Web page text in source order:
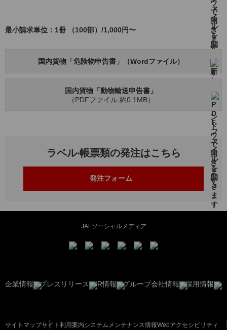
最小請求単位：1冊 （100部）/1,000円〜
国内貨物「危険物申告書」（Wordファイル）
国内貨物「動物輸送申告書」
（PDFファイル 約0.1MB）
ラベル‧帳票類の発注はこちら
発注フォーム
JALソーシャルメディア
企業情報 プレスリリース IR情報 グループ会社情報 採用情報
サイトマップサイト利用案内システムメンテナンス情報Webアクセシビリティ